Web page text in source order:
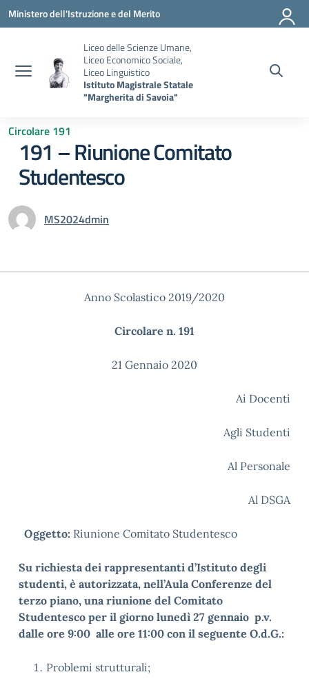
Vai ai contenuti
Vai al menu di navigazione
Vai al footer
Ministero dell'Istruzione e del Merito
Liceo delle Scienze Umane,
Liceo Economico Sociale,
Liceo Linguistico
Istituto Magistrale Statale
"Margherita di Savoia"
Circolare 191
191 – Riunione Comitato
Studentesco
MS2024dmin
Anno Scolastico 2019/2020
Circolare n. 191
21 Gennaio 2020
Ai Docenti
Agli Studenti
Al Personale
Al DSGA
Oggetto: Riunione Comitato Studentesco
Su richiesta dei rappresentanti d’Istituto degli
studenti, è autorizzata, nell’Aula Conferenze del
terzo piano, una riunione del Comitato
Studentesco per il giorno lunedì 27 gennaio p.v.
dalle ore 9:00 alle ore 11:00 con il seguente O.d.G.:
Problemi strutturali;